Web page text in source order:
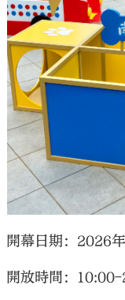
開幕日期：2026
開放時間：